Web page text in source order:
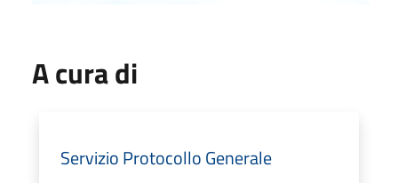
A cura di
Servizio Protocollo Generale